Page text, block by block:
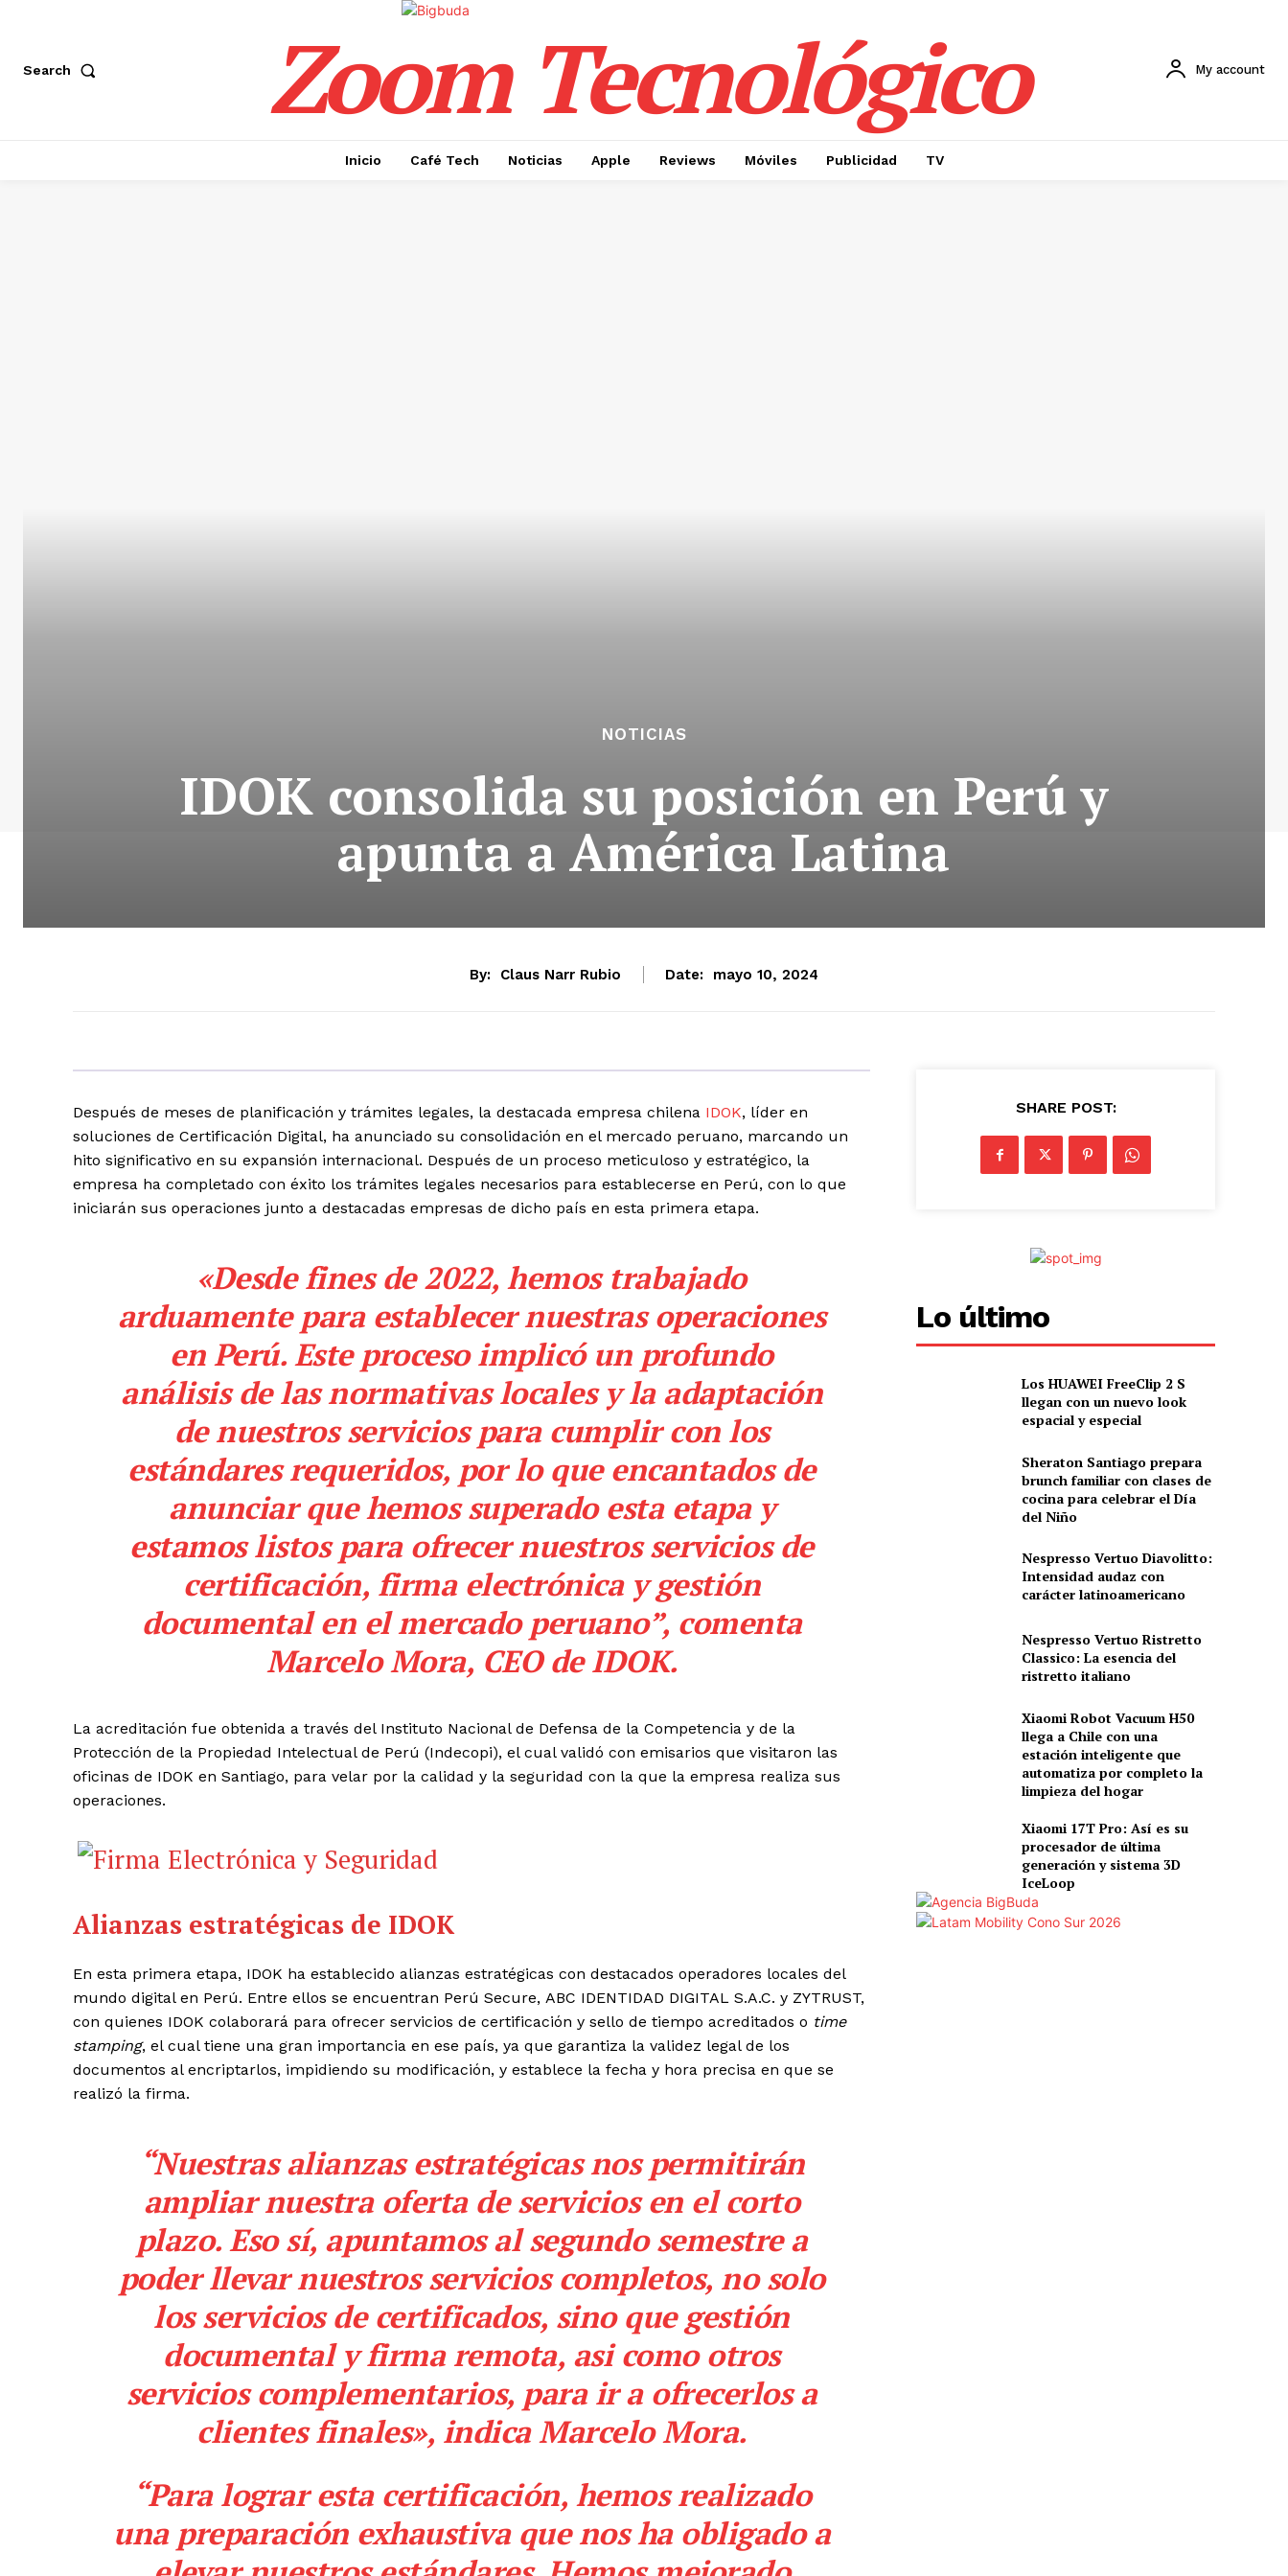
Search Zoom Tecnológico My account
Inicio Café Tech Noticias Apple Reviews Móviles Publicidad TV
NOTICIAS
IDOK consolida su posición en Perú y
apunta a América Latina
By: Claus Narr Rubio Date: mayo 10, 2024
Después de meses de planificación y trámites legales, la destacada empresa chilena IDOK, líder en
soluciones de Certificación Digital, ha anunciado su consolidación en el mercado peruano, marcando un
hito significativo en su expansión internacional. Después de un proceso meticuloso y estratégico, la
empresa ha completado con éxito los trámites legales necesarios para establecerse en Perú, con lo que
iniciarán sus operaciones junto a destacadas empresas de dicho país en esta primera etapa.
«Desde fines de 2022, hemos trabajado
arduamente para establecer nuestras operaciones
en Perú. Este proceso implicó un profundo
análisis de las normativas locales y la adaptación
de nuestros servicios para cumplir con los
estándares requeridos, por lo que encantados de
anunciar que hemos superado esta etapa y
estamos listos para ofrecer nuestros servicios de
certificación, firma electrónica y gestión
documental en el mercado peruano”, comenta
Marcelo Mora, CEO de IDOK.
La acreditación fue obtenida a través del Instituto Nacional de Defensa de la Competencia y de la
Protección de la Propiedad Intelectual de Perú (Indecopi), el cual validó con emisarios que visitaron las
oficinas de IDOK en Santiago, para velar por la calidad y la seguridad con la que la empresa realiza sus
operaciones.
Alianzas estratégicas de IDOK
En esta primera etapa, IDOK ha establecido alianzas estratégicas con destacados operadores locales del
mundo digital en Perú. Entre ellos se encuentran Perú Secure, ABC IDENTIDAD DIGITAL S.A.C. y ZYTRUST,
con quienes IDOK colaborará para ofrecer servicios de certificación y sello de tiempo acreditados o time
stamping, el cual tiene una gran importancia en ese país, ya que garantiza la validez legal de los
documentos al encriptarlos, impidiendo su modificación, y establece la fecha y hora precisa en que se
realizó la firma.
“Nuestras alianzas estratégicas nos permitirán
ampliar nuestra oferta de servicios en el corto
plazo. Eso sí, apuntamos al segundo semestre a
poder llevar nuestros servicios completos, no solo
los servicios de certificados, sino que gestión
documental y firma remota, asi como otros
servicios complementarios, para ir a ofrecerlos a
clientes finales», indica Marcelo Mora.
“Para lograr esta certificación, hemos realizado
una preparación exhaustiva que nos ha obligado a
SHARE POST:
Lo último
Los HUAWEI FreeClip 2 S
llegan con un nuevo look
espacial y especial
Sheraton Santiago prepara
brunch familiar con clases de
cocina para celebrar el Día
del Niño
Nespresso Vertuo Diavolitto:
Intensidad audaz con
carácter latinoamericano
Nespresso Vertuo Ristretto
Classico: La esencia del
ristretto italiano
Xiaomi Robot Vacuum H50
llega a Chile con una
estación inteligente que
automatiza por completo la
limpieza del hogar
Xiaomi 17T Pro: Así es su
procesador de última
generación y sistema 3D
IceLoop